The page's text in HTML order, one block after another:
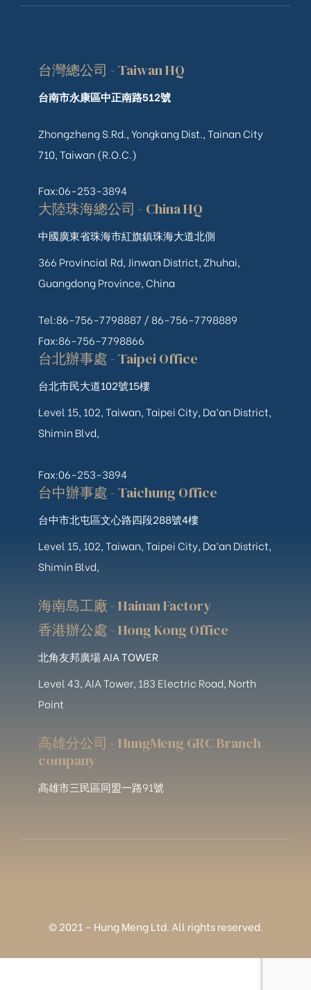
台灣總公司 - Taiwan HQ
台南市永康區中正南路512號
Zhongzheng S.Rd., Yongkang Dist., Tainan City
710, Taiwan (R.O.C.)
Fax:06-253-3894
大陸珠海總公司 - China HQ
中國廣東省珠海市紅旗鎮珠海大道北側
366 Provincial Rd, Jinwan District, Zhuhai,
Guangdong Province, China
Tel:86-756-7798887 / 86-756-7798889
Fax:86-756-7798866
台北辦事處 - Taipei Office
台北市民大道102號15樓
Level 15, 102, Taiwan, Taipei City, Da’an District,
Shimin Blvd,
Fax:06-253-3894
台中辦事處 - Taichung Office
台中市北屯區文心路四段288號4樓
Level 15, 102, Taiwan, Taipei City, Da’an District,
Shimin Blvd,
海南島工廠 - Hainan Factory
香港辦公處 - Hong Kong Office
北角友邦廣場 AIA TOWER
Level 43, AIA Tower, 183 Electric Road, North
Point
高雄分公司 - HungMeng GRC Branch
company
高雄市三民區同盟一路91號
© 2021 – Hung Meng Ltd. All rights reserved.